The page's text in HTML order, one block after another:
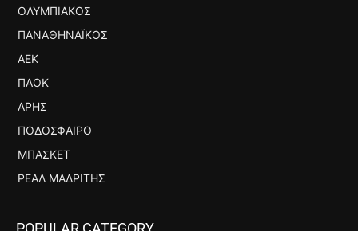
ΟΛΥΜΠΙΑΚΌΣ
ΠΑΝΑΘΗΝΑΪΚΌΣ
ΑΕΚ
ΠΑΟΚ
ΆΡΗΣ
ΠΟΔΌΣΦΑΙΡΟ
ΜΠΆΣΚΕΤ
ΡΕΆΛ ΜΑΔΡΊΤΗΣ